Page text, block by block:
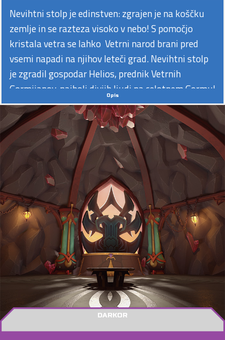
Nevihtni stolp je edinstven: zgrajen je na koščku
zemlje in se razteza visoko v nebo! S pomočjo
kristala vetra se lahko Vetrni narod brani pred
vsemi napadi na njihov leteči grad. Nevihtni stolp
je zgradil gospodar Helios, prednik Vetrnih
Gormijanov, najbolj divjih ljudi na celotnem Gormu!
Opis
DARKOR